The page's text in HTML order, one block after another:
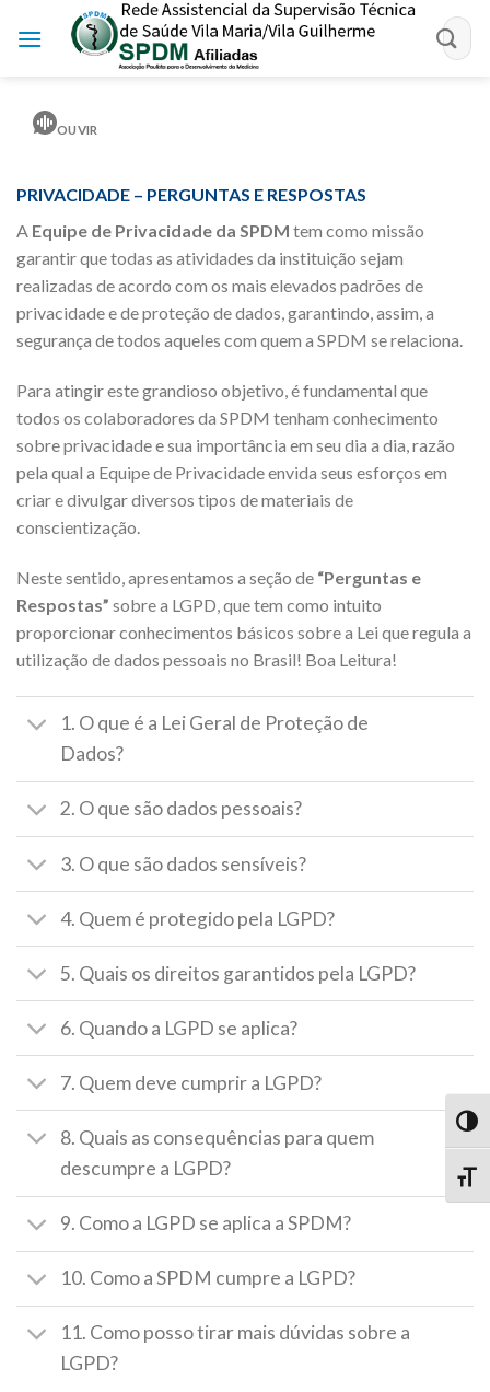
OUVIR
PRIVACIDADE – PERGUNTAS E RESPOSTAS
A Equipe de Privacidade da SPDM tem como missão
garantir que todas as atividades da instituição sejam
realizadas de acordo com os mais elevados padrões de
privacidade e de proteção de dados, garantindo, assim, a
segurança de todos aqueles com quem a SPDM se relaciona.
Para atingir este grandioso objetivo, é fundamental que
todos os colaboradores da SPDM tenham conhecimento
sobre privacidade e sua importância em seu dia a dia, razão
pela qual a Equipe de Privacidade envida seus esforços em
criar e divulgar diversos tipos de materiais de
conscientização.
Neste sentido, apresentamos a seção de “Perguntas e
Respostas” sobre a LGPD, que tem como intuito
proporcionar conhecimentos básicos sobre a Lei que regula a
utilização de dados pessoais no Brasil! Boa Leitura!
1. O que é a Lei Geral de Proteção de
Dados?
2. O que são dados pessoais?
3. O que são dados sensíveis?
4. Quem é protegido pela LGPD?
5. Quais os direitos garantidos pela LGPD?
6. Quando a LGPD se aplica?
7. Quem deve cumprir a LGPD?
8. Quais as consequências para quem
descumpre a LGPD?
9. Como a LGPD se aplica a SPDM?
10. Como a SPDM cumpre a LGPD?
11. Como posso tirar mais dúvidas sobre a
LGPD?